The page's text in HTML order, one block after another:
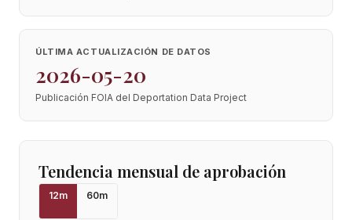
ÚLTIMA ACTUALIZACIÓN DE DATOS
2026-05-20
Publicación FOIA del Deportation Data Project
Tendencia mensual de aprobación
12m 60m